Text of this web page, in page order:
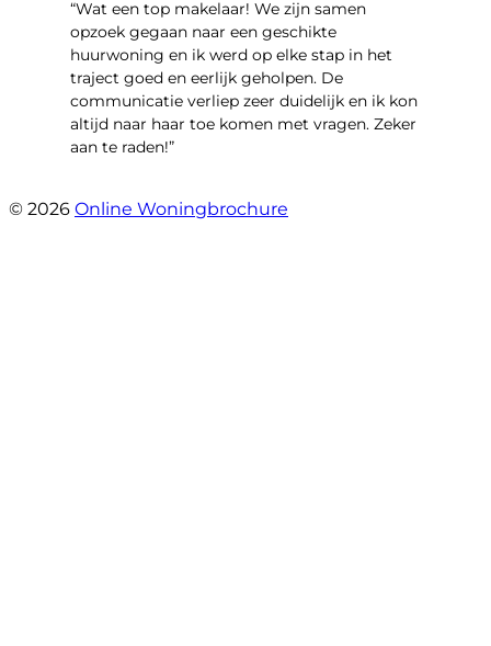
“Wat een top makelaar! We zijn samen
opzoek gegaan naar een geschikte
huurwoning en ik werd op elke stap in het
traject goed en eerlijk geholpen. De
communicatie verliep zeer duidelijk en ik kon
altijd naar haar toe komen met vragen. Zeker
aan te raden!”
© 2026 Online Woningbrochure